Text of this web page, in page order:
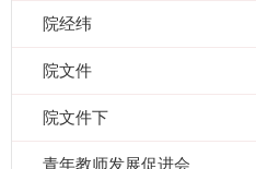
院经纬
院文件
院文件下
青年教师发展促进会